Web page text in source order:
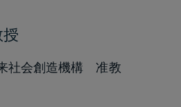
社会創造機構 准教